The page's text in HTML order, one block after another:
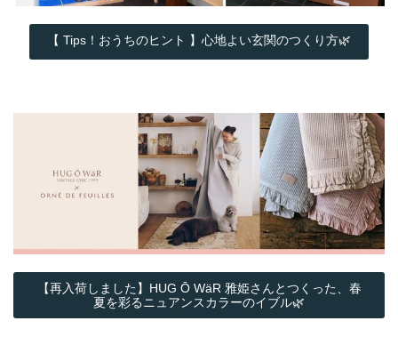
【 Tips！おうちのヒント 】心地よい玄関のつくり方🌿
【再入荷しました】HUG Ō WäR 雅姫さんとつくった、春
夏を彩るニュアンスカラーのイブル🌿